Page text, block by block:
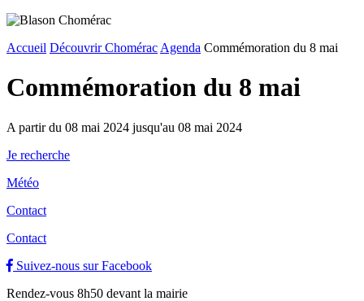
Accueil Découvrir Chomérac Agenda Commémoration du 8 mai
Commémoration du 8 mai
A partir du 08 mai 2024 jusqu'au 08 mai 2024
Je recherche
Météo
Contact
Contact
Suivez-nous sur Facebook
Rendez-vous 8h50 devant la mairie